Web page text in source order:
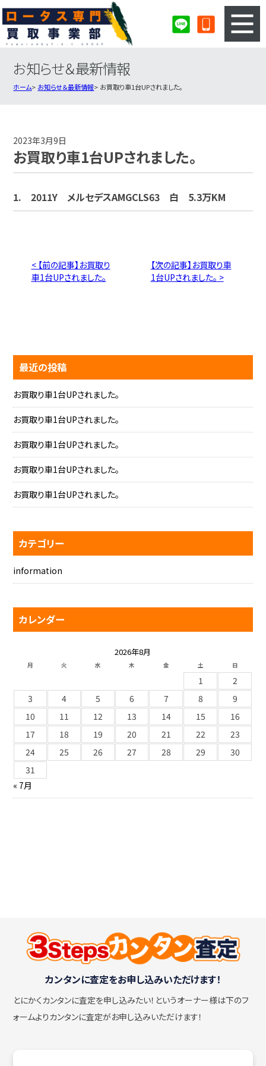
3ステップのカンタン査定
ロータス買取実績
お知らせ＆最新情報
ホーム お知らせ＆最新情報 お買取り車1台UPされました。
2023年3月9日
お買取り車1台UPされました。
1. 2011Y メルセデスAMGCLS63 白 5.3万KM
< 【前の記事】お買取り
車1台UPされました。
【次の記事】お買取り車
1台UPされました。 >
最近の投稿
お買取り車1台UPされました。
お買取り車1台UPされました。
お買取り車1台UPされました。
お買取り車1台UPされました。
お買取り車1台UPされました。
カテゴリー
information
カレンダー
2026年8月
月 火 水 木 金 土 日
1
2
3
4 5 6 7 8
9
10
11 12 13 14 15
16
17
18 19 20 21 22
23
24
25 26 27 28 29
30
31
« 7月
カンタンに査定をお申し込みいただけます！
とにかくカンタンに査定を申し込みたい！ というオーナー様は下のフ
ォームよりカンタンに査定がお申し込みいただけます！